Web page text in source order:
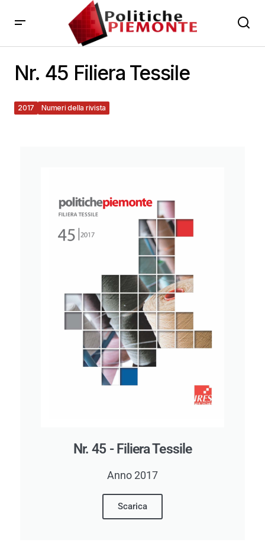
Nr. 45 Filiera Tessile
2017 Numeri della rivista
Nr. 45 - Filiera Tessile
Anno 2017
Scarica